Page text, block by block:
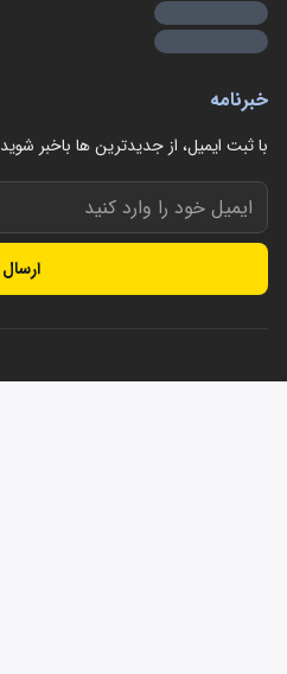
خبرنامه
با ثبت ایمیل، از جدید‌ترین ها با‌خبر شوید
ارسال